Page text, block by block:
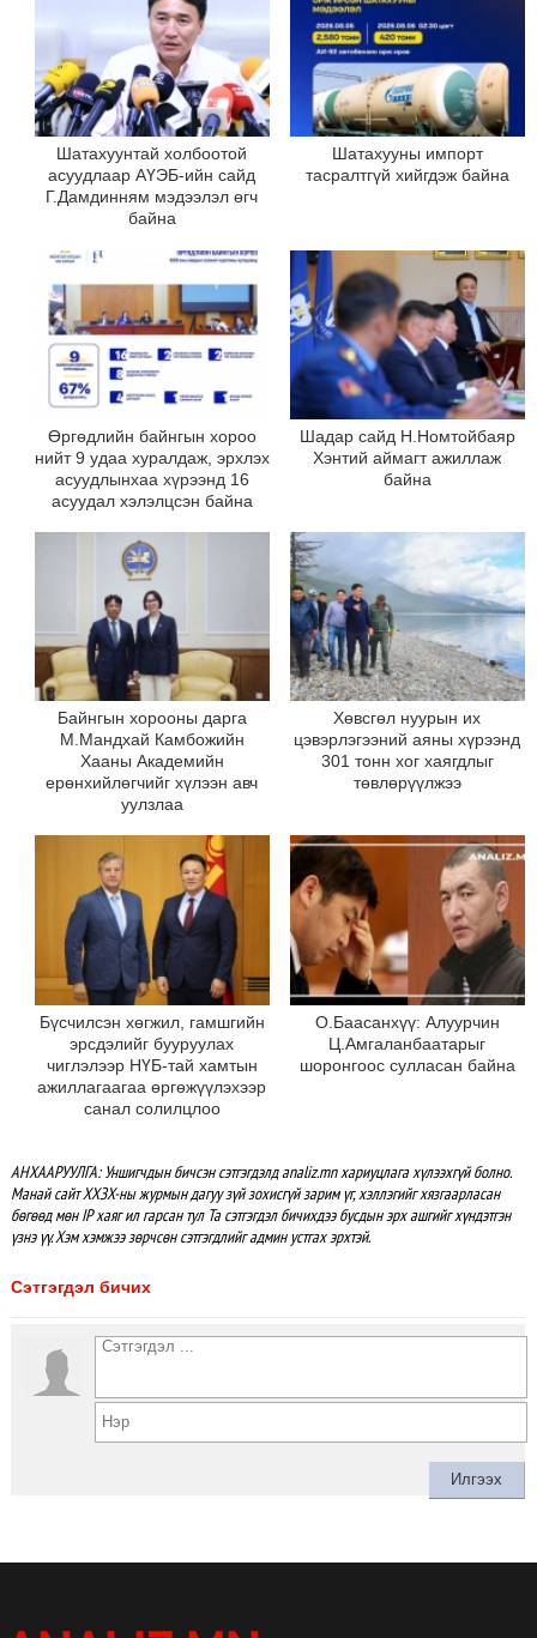
Шатахуунтай холбоотой
асуудлаар АҮЭБ-ийн сайд
Г.Дамдинням мэдээлэл өгч
байна
Шатахууны импорт
тасралтгүй хийгдэж байна
Өргөдлийн байнгын хороо
нийт 9 удаа хуралдаж, эрхлэх
асуудлынхаа хүрээнд 16
асуудал хэлэлцсэн байна
Шадар сайд Н.Номтойбаяр
Хэнтий аймагт ажиллаж
байна
Байнгын хорооны дарга
М.Мандхай Камбожийн
Хааны Академийн
ерөнхийлөгчийг хүлээн авч
уулзлаа
Хөвсгөл нуурын их
цэвэрлэгээний аяны хүрээнд
301 тонн хог хаягдлыг
төвлөрүүлжээ
Бүсчилсэн хөгжил, гамшгийн
эрсдэлийг бууруулах
чиглэлээр НҮБ-тай хамтын
ажиллагаагаа өргөжүүлэхээр
санал солилцлоо
О.Баасанхүү: Алуурчин
Ц.Амгаланбаатарыг
шоронгоос сулласан байна
АНХААРУУЛГА: Уншигчдын бичсэн сэтгэгдэлд analiz.mn хариуцлага хүлээхгүй болно.
Манай сайт ХХЗХ-ны журмын дагуу зүй зохисгүй зарим үг, хэллэгийг хязгаарласан
бөгөөд мөн IP хаяг ил гарсан тул Та сэтгэгдэл бичихдээ бусдын эрх ашгийг хүндэтгэн
үзнэ үү. Хэм хэмжээ зөрчсөн сэтгэгдлийг админ устгах эрхтэй.
Сэтгэгдэл бичих